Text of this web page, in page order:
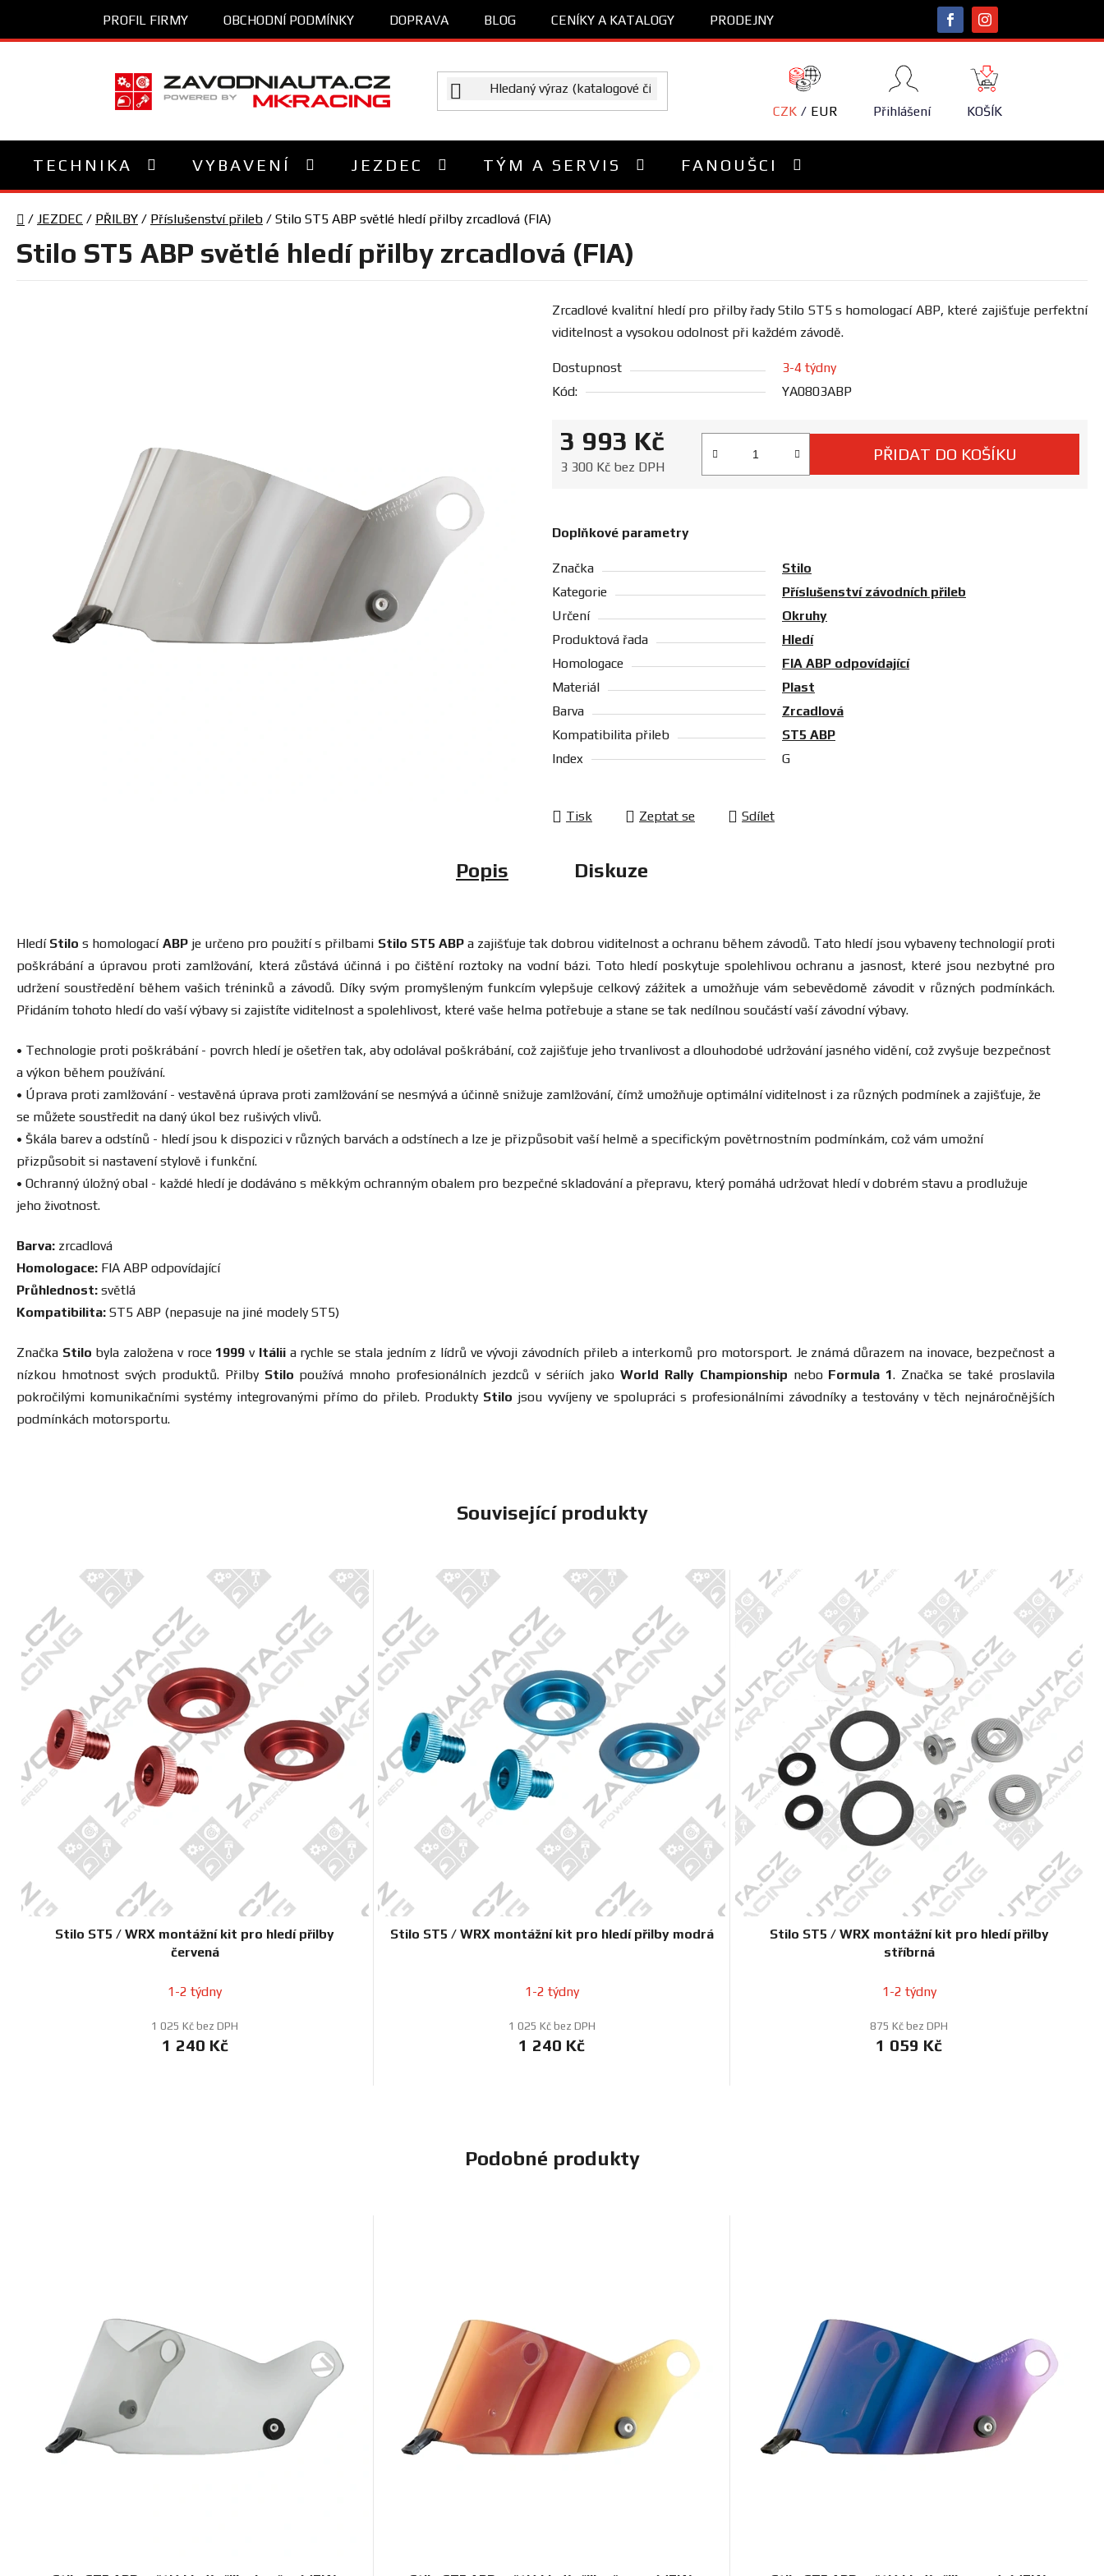
obsah
PROFIL FIRMY OBCHODNÍ PODMÍNKY DOPRAVA BLOG CENÍKY A KATALOGY PRODEJNY
CZK EUR Přihlášení
NÁKUPNÍ
KOŠÍK
KOŠÍK
TECHNIKA VYBAVENÍ JEZDEC TÝM A SERVIS FANOUŠCI
Domů
/ JEZDEC / PŘILBY / Příslušenství přileb / Stilo ST5 ABP světlé hledí přilby zrcadlová (FIA)
Stilo ST5 ABP světlé hledí přilby zrcadlová (FIA)
Zrcadlové kvalitní hledí pro přilby řady Stilo ST5 s homologací ABP, které zajišťuje perfektní
viditelnost a vysokou odolnost při každém závodě.
Dostupnost
3-4 týdny
Kód:
YA0803ABP
3 993 Kč
3 300 Kč bez DPH
PŘIDAT DO KOŠÍKU
Doplňkové parametry
Značka
Stilo
Kategorie
Příslušenství závodních přileb
Určení
Okruhy
Produktová řada
Hledí
Homologace
FIA ABP odpovídající
Materiál
Plast
Barva
Zrcadlová
Kompatibilita přileb
ST5 ABP
Index
G
Tisk Zeptat se Sdílet
Popis Diskuze
Hledí Stilo s homologací ABPje určeno pro použití s ​​přilbami Stilo ST5 ABPa zajišťuje tak dobrou viditelnost a ochranu během závodů. Tato hledí jsou vybaveny technologií proti
poškrábání a úpravou proti zamlžování, která zůstává účinná i po čištění roztoky na vodní bázi. Toto hledí poskytuje spolehlivou ochranu a jasnost, které jsou nezbytné pro
udržení soustředění během vašich tréninků a závodů. Díky svým promyšleným funkcím vylepšuje celkový zážitek a umožňuje vám sebevědomě závodit v různých podmínkách.
Přidáním tohoto hledí do vaší výbavy si zajistíte viditelnost a spolehlivost, které vaše helma potřebuje a stane se tak nedílnou součástí vaší závodní výbavy.
• Technologie proti poškrábání - povrch hledí je ošetřen tak, aby odolával poškrábání, což zajišťuje jeho trvanlivost a dlouhodobé udržování jasného vidění, což zvyšuje bezpečnost
a výkon během používání.
• Úprava proti zamlžování - vestavěná úprava proti zamlžování se nesmývá a účinně snižuje zamlžování, čímž umožňuje optimální viditelnost i za různých podmínek a zajišťuje, že
se můžete soustředit na daný úkol bez rušivých vlivů.
• Škála barev a odstínů - hledí jsou k dispozici v různých barvách a odstínech a lze je přizpůsobit vaší helmě a specifickým povětrnostním podmínkám, což vám umožní
přizpůsobit si nastavení stylově i funkční.
• Ochranný úložný obal - každé hledí je dodáváno s měkkým ochranným obalem pro bezpečné skladování a přepravu, který pomáhá udržovat hledí v dobrém stavu a prodlužuje
jeho životnost.
Barva: zrcadlová
Homologace: FIA ABP odpovídající
Průhlednost: světlá
Kompatibilita: ST5 ABP (nepasuje na jiné modely ST5)
Značka Stilo byla založena v roce 1999 v Itáliia rychle se stala jedním z lídrů ve vývoji závodních přileb a interkomů pro motorsport. Je známá důrazem na inovace, bezpečnost a
nízkou hmotnost svých produktů. Přilby Stilo používá mnoho profesionálních jezdců v sériích jako World Rally Championship nebo Formula 1. Značka se také proslavila
pokročilými komunikačními systémy integrovanými přímo do přileb. Produkty Stilo jsou vyvíjeny ve spolupráci s profesionálními závodníky a testovány v těch nejnáročnějších
podmínkách motorsportu.
Související produkty
Stilo ST5 / WRX montážní kit pro hledí přilby
červená
1-2 týdny
1 025 Kč bez DPH
1 240 Kč
Stilo ST5 / WRX montážní kit pro hledí přilby modrá
1-2 týdny
1 025 Kč bez DPH
1 240 Kč
Stilo ST5 / WRX montážní kit pro hledí přilby
stříbrná
1-2 týdny
875 Kč bez DPH
1 059 Kč
Podobné produkty